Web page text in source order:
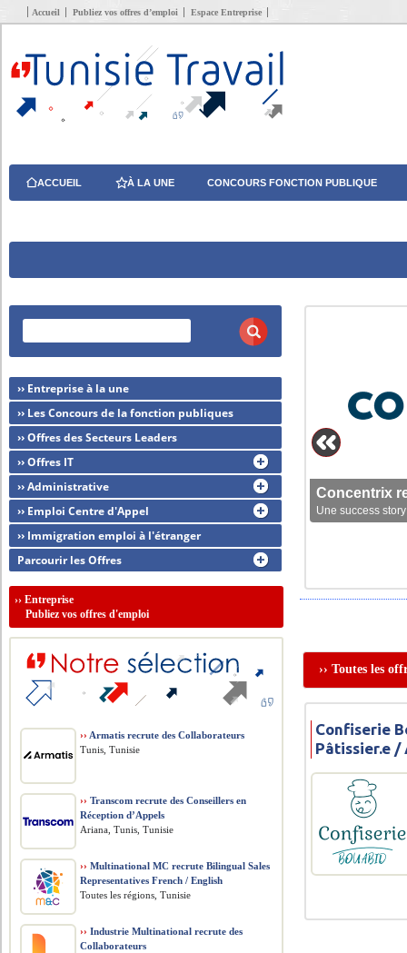
Accueil Publiez vos offres d’emploi Espace Entreprise
ACCUEIL À LA UNE CONCOURS FONCTION PUBLIQUE
Concentrix
Une success
›› Toutes les
Confiserie
Pâtissier.e /
›› Entreprise à la une
›› Les Concours de la fonction publiques
›› Offres des Secteurs Leaders
›› Offres IT
›› Administrative
›› Emploi Centre d'Appel
›› Immigration emploi à l'étranger
Parcourir les Offres
››Entreprise
Publiez vos offres d'emploi
›› Armatis recrute des Collaborateurs
Tunis, Tunisie
›› Transcom recrute des Conseillers en
Réception d’Appels
Ariana, Tunis, Tunisie
›› Multinational MC recrute Bilingual Sales
Representatives French / English
Toutes les régions, Tunisie
›› Industrie Multinational recrute des
Collaborateurs